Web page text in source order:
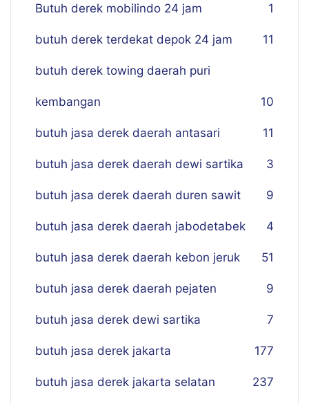
Butuh derek mobilindo 24 jam 1
butuh derek terdekat depok 24 jam 11
butuh derek towing daerah puri
kembangan 10
butuh jasa derek daerah antasari 11
butuh jasa derek daerah dewi sartika 3
butuh jasa derek daerah duren sawit 9
butuh jasa derek daerah jabodetabek 4
butuh jasa derek daerah kebon jeruk 51
butuh jasa derek daerah pejaten 9
butuh jasa derek dewi sartika 7
butuh jasa derek jakarta 177
butuh jasa derek jakarta selatan 237